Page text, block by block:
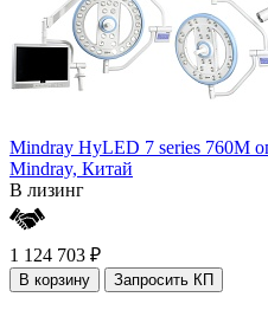
Mindray HyLED 7 series 760M
Mindray, Китай
В лизинг
1 124 703 ₽
В корзину Запросить КП